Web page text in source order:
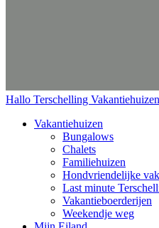
Hallo Terschelling
Vakantiehuizen
Bungalows
Chalets
Familiehuizen
Hondvriendelijke
Last minute
Vakantieboerderijen
Weekendje weg